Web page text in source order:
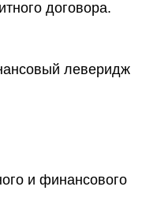
договора.
леверидж
и финансового